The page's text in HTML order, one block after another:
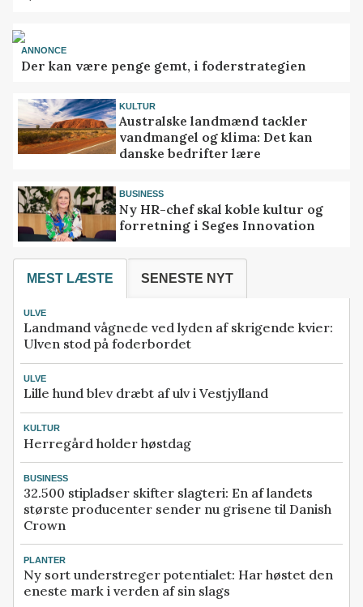
ANNONCE
Der kan være penge gemt, i foderstrategien
KULTUR
Australske landmænd tackler
vandmangel og klima: Det kan
danske bedrifter lære
BUSINESS
Ny HR-chef skal koble kultur og
forretning i Seges Innovation
MEST LÆSTE SENESTE NYT
ULVE
Landmand vågnede ved lyden af skrigende kvier:
Ulven stod på foderbordet
ULVE
Lille hund blev dræbt af ulv i Vestjylland
KULTUR
Herregård holder høstdag
BUSINESS
32.500 stipladser skifter slagteri: En af landets
største producenter sender nu grisene til Danish
Crown
PLANTER
Ny sort understreger potentialet: Har høstet den
eneste mark i verden af sin slags